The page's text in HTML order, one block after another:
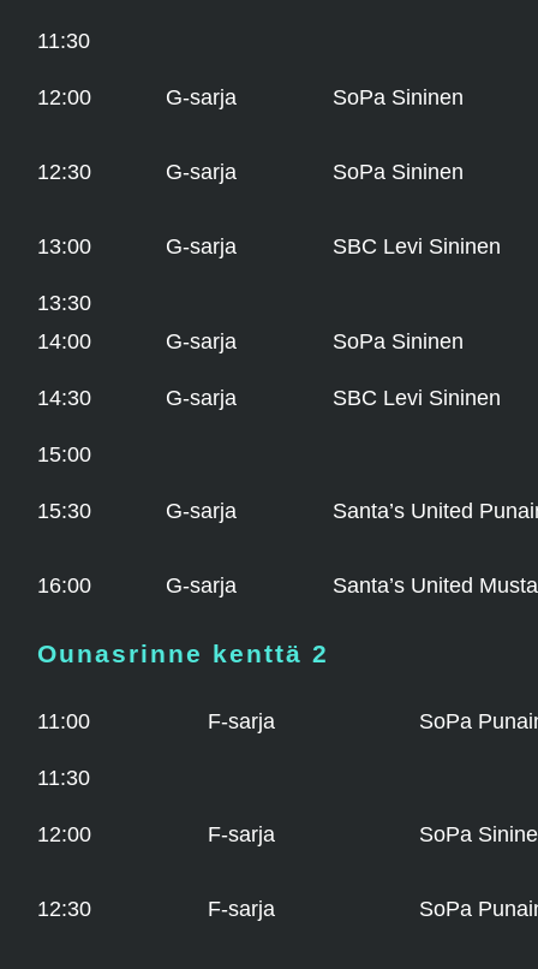
11:30
12:00 G-sarja SoPa Sininen
12:30 G-sarja SoPa Sininen
13:00 G-sarja SBC Levi Sininen
13:30
14:00
G-sarja SoPa Sininen
14:30 G-sarja SBC Levi Sininen
15:00
15:30 G-sarja Santa’s United
16:00 G-sarja Santa’s United Musta
Ounasrinne kenttä 2
11:00 F-sarja SoPa
11:30
12:00 F-sarja SoPa
12:30 F-sarja SoPa